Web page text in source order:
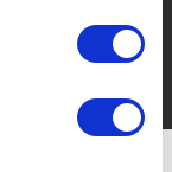
Abonneer